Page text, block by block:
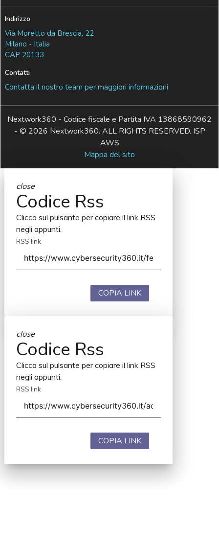
Indirizzo
Via Moretto da Brescia, 22
Milano - Italia
CAP 20133
Contatti
Contatta il nostro team per maggiori informazioni
Nextwork360 - Codice fiscale e Partita IVA 13868590962
- © 2026 Nextwork360. ALL RIGHTS RESERVED. ISP
AWS
Mappa del sito
close
Codice Rss
Clicca sul pulsante per copiare il link RSS
negli appunti.
RSS link
COPIA LINK
close
Codice Rss
Clicca sul pulsante per copiare il link RSS
negli appunti.
RSS link
COPIA LINK